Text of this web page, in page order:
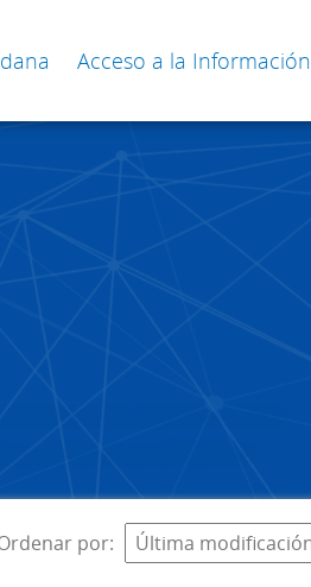
Acceso a la Información
por